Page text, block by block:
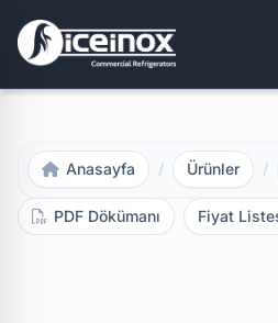
Aramak için Enter'a basınız
Anasayfa / Ürünler /
PDF Dökümanı Fiyat